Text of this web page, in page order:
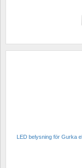
LED belysning för Gurka